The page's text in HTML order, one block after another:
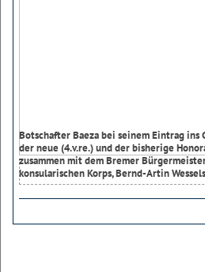
Botschafter Baeza bei seinem Eintrag ins
der neue (4.v.re.) und der bisherige
zusammen mit dem Bremer
konsularischen Korps, Bernd-Artin